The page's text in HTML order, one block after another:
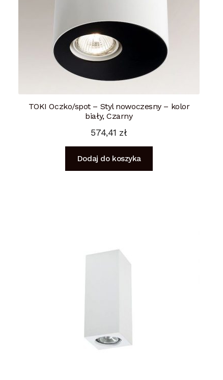
TOKI Oczko/spot – Styl nowoczesny – kolor
biały, Czarny
574,41 zł
Dodaj do koszyka